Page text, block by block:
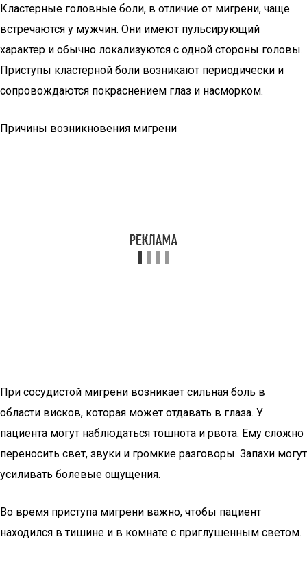
Кластерные головные боли, в отличие от мигрени, чаще
встречаются у мужчин. Они имеют пульсирующий
характер и обычно локализуются с одной стороны головы.
Приступы кластерной боли возникают периодически и
сопровождаются покраснением глаз и насморком.
Причины возникновения мигрени
При сосудистой мигрени возникает сильная боль в
области висков, которая может отдавать в глаза. У
пациента могут наблюдаться тошнота и рвота. Ему сложно
переносить свет, звуки и громкие разговоры. Запахи могут
усиливать болевые ощущения.
Во время приступа мигрени важно, чтобы пациент
находился в тишине и в комнате с приглушенным светом.